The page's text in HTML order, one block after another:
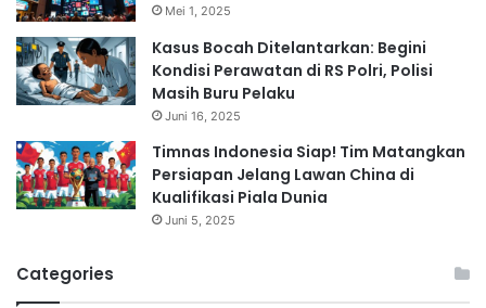
Mei 1, 2025
Kasus Bocah Ditelantarkan: Begini
Kondisi Perawatan di RS Polri, Polisi
Masih Buru Pelaku
Juni 16, 2025
Timnas Indonesia Siap! Tim Matangkan
Persiapan Jelang Lawan China di
Kualifikasi Piala Dunia
Juni 5, 2025
Categories